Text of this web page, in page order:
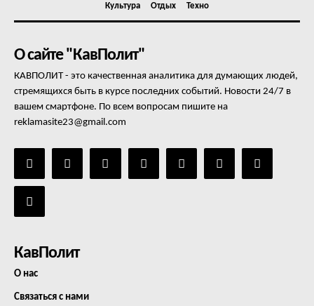
Культура
Отдых Техно
О сайте "КавПолит"
КАВПОЛИТ - это качественная аналитика для думающих людей,
стремящихся быть в курсе последних событий. Новости 24/7 в
вашем смартфоне. По всем вопросам пишите на
reklamasite23@gmail.com
КавПолит
О нас
Связаться с нами